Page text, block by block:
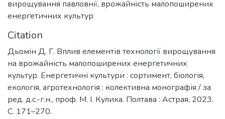
вирощування павловнії, врожайність малопоширених
енергетичних культур
Citation
Дьомін Д. Г. Вплив елементів технології вирощування
на врожайність малопоширених енергетичних
культур. Енергетичні культури : сортимент, біологія,
екологія, агротехнологія : колективна монографія / за
ред. д.с.-г.н., проф. М. І. Кулика. Полтава : Астрая, 2023.
С. 171–270.